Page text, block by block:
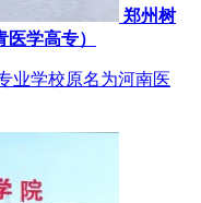
郑州树
学高专）
业学校原名为河南医